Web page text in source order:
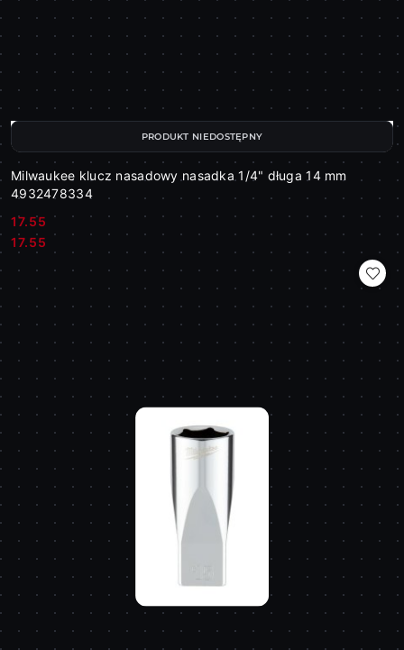
Milwaukee klucz nasadowy nasadka 1/4" długa 14 mm
4932478334
Cena:
17.55
Cena:
17.55
PRODUKT NIEDOSTĘPNY